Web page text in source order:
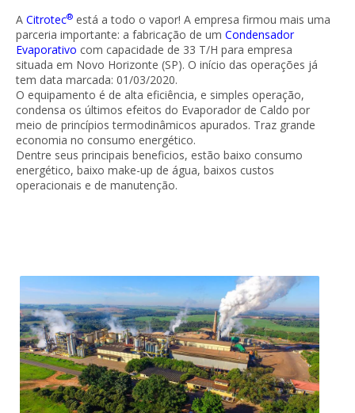
A Citrotec® está a todo o vapor! A empresa firmou mais uma
parceria importante: a fabricação de um Condensador
Evaporativo com capacidade de 33 T/H para empresa
situada em Novo Horizonte (SP). O início das operações já
tem data marcada: 01/03/2020.
O equipamento é de alta eficiência, e simples operação,
condensa os últimos efeitos do Evaporador de Caldo por
meio de princípios termodinâmicos apurados. Traz grande
economia no consumo energético.
Dentre seus principais beneficios, estão baixo consumo
energético, baixo make-up de água, baixos custos
operacionais e de manutenção.